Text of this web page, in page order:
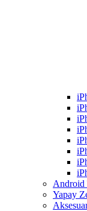
Android
Yapay